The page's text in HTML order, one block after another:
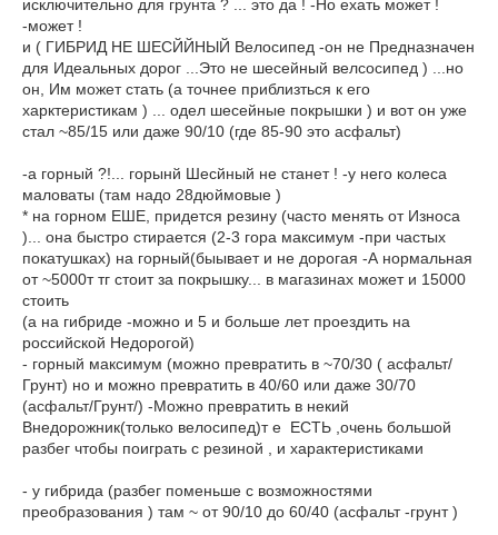
исключительно для грунта ? ... это да ! -Но ехать может !
-может !
и ( ГИБРИД НЕ ШЕСЙЙНЫЙ Велосипед -он не Предназначен
для Идеальных дорог ...Это не шесейный велсосипед ) ...но
он, Им может стать (а точнее приблизться к его
харктеристикам ) ... одел шесейные покрышки ) и вот он уже
стал ~85/15 или даже 90/10 (где 85-90 это асфальт)
-а горный ?!... горынй Шесйный не станет ! -у него колеса
маловаты (там надо 28дюймовые )
* на горном ЕШЕ, придется резину (часто менять от Износа
)... она быстро стирается (2-3 гора максимум -при частых
покатушках) на горный(быывает и не дорогая -А нормальная
от ~5000т тг стоит за покрышку... в магазинах может и 15000
стоить
(а на гибриде -можно и 5 и больше лет проездить на
российской Недорогой)
- горный максимум (можно превратить в ~70/30 ( асфальт/
Грунт) но и можно превратить в 40/60 или даже 30/70
(асфальт/Грунт/) -Можно превратить в некий
Внедорожник(только велосипед)т е ЕСТЬ ,очень большой
разбег чтобы поиграть с резиной , и характеристиками
- у гибрида (разбег поменьше с возможностями
преобразования ) там ~ от 90/10 до 60/40 (асфальт -грунт )